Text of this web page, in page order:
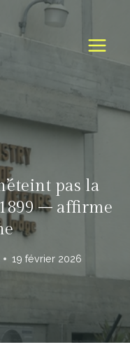
pas la
– affirme
19 février 2026